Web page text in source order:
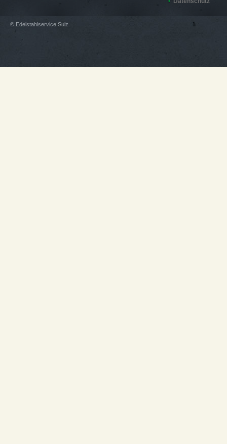
© Edelstahlservice Sulz